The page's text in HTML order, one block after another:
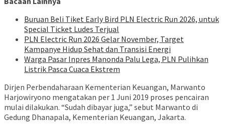
Buruan Beli Tiket Early Bird PLN Electric Run 2026, untuk
Special Ticket Ludes Terjual
PLN Electric Run 2026 Gelar November, Target
Kampanye Hidup Sehat dan Transisi Energi
Warga Pasar Inpres Manonda Palu Lega, PLN Pulihkan
Listrik Pasca Cuaca Ekstrem
Dirjen Perbendaharaan Kementerian Keuangan, Marwanto
Harjowiryono mengatakan per 1 Juni 2019 proses pencairan
mulai dilakukan. “Sudah dibayar juga,” sebut Marwanto di
Gedung Dhanapala, Kementerian Keuangan, Jakarta.